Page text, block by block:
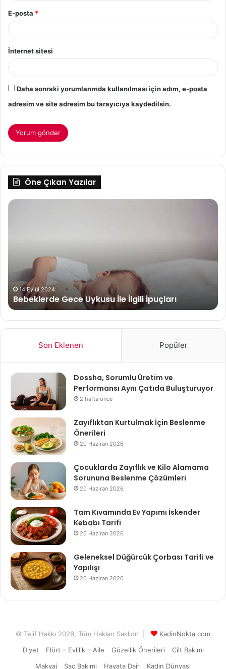
E-posta *
İnternet sitesi
Daha sonraki yorumlarımda kullanılması için adım, e-posta
adresim ve site adresim bu tarayıcıya kaydedilsin.
Öne Çıkan Yazılar
Bebeklerde
14 Eylül 2024
Bebeklerde Gece Uykusu İle İlgili İpuçları
Son Eklenen Popüler
Dossha, Sorumlu Üretim ve
Performansı Aynı Çatıda Buluşturuyor
2 hafta önce
Zayıflıktan Kurtulmak İçin Beslenme
Önerileri
20 Haziran 2026
Çocuklarda Zayıflık ve Kilo Alamama
Sorununa Beslenme Çözümleri
20 Haziran 2026
Tam Kıvamında Ev Yapımı İskender
Kebabı Tarifi
20 Haziran 2026
Geleneksel Düğürcük Çorbası Tarifi ve
Yapılışı
20 Haziran 2026
© Telif Hakkı 2026, Tüm Hakları Saklıdır |
KadinNokta.com
Diyet
Flört – Evlilik – Aile Güzellik Önerileri
Cilt Bakımı
Makyaj
Saç Bakımı Hayata Dair Kadın Dünyası